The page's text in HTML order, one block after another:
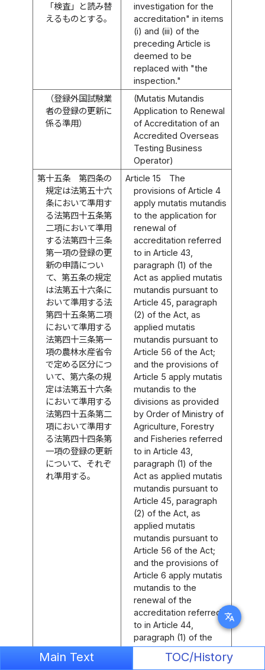
translate
「検査」と読み替
えるものとする。
investigation for the
accreditation" in items
(i) and (iii) of the
preceding Article is
deemed to be
replaced with "the
inspection."
（登録外国試験業
者の登録の更新に
係る準用）
(Mutatis Mutandis
Application to Renewal
of Accreditation of an
Accredited Overseas
Testing Business
Operator)
第十五条
第四条の
規定は法第五十六
条において準用す
る法第四十五条第
二項において準用
する法第四十三条
第一項の登録の更
新の申請につい
て、第五条の規定
は法第五十六条に
おいて準用する法
第四十五条第二項
において準用する
法第四十三条第一
項の農林水産省令
で定める区分につ
いて、第六条の規
定は法第五十六条
において準用する
法第四十五条第二
項において準用す
る法第四十四条第
一項の登録の更新
について、それぞ
れ準用する。
Article 15
The
provisions of Article 4
apply mutatis mutandis
to the application for
renewal of
accreditation referred
to in Article 43,
paragraph (1) of the
Act as applied mutatis
mutandis pursuant to
Article 45, paragraph
(2) of the Act, as
applied mutatis
mutandis pursuant to
Article 56 of the Act;
and the provisions of
Article 5 apply mutatis
mutandis to the
divisions as provided
by Order of Ministry of
Agriculture, Forestry
and Fisheries referred
to in Article 43,
paragraph (1) of the
Act as applied mutatis
mutandis pursuant to
Article 45, paragraph
(2) of the Act, as
applied mutatis
mutandis pursuant to
Article 56 of the Act;
and the provisions of
Article 6 apply mutatis
mutandis to the
renewal of the
accreditation referred
to in Article 44,
paragraph (1) of the
Act as applied mutatis
mutandis pursuant to
Main Text TOC/History